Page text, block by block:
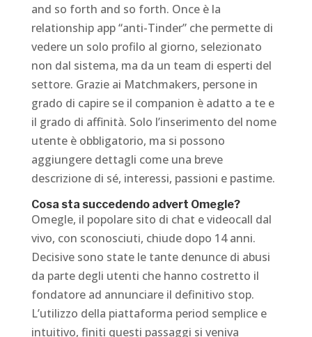
and so forth and so forth. Once è la
relationship app “anti-Tinder” che permette di
vedere un solo profilo al giorno, selezionato
non dal sistema, ma da un team di esperti del
settore. Grazie ai Matchmakers, persone in
grado di capire se il companion è adatto a te e
il grado di affinità. Solo l’inserimento del nome
utente è obbligatorio, ma si possono
aggiungere dettagli come una breve
descrizione di sé, interessi, passioni e pastime.
Cosa sta succedendo advert Omegle?
Omegle, il popolare sito di chat e videocall dal
vivo, con sconosciuti, chiude dopo 14 anni.
Decisive sono state le tante denunce di abusi
da parte degli utenti che hanno costretto il
fondatore ad annunciare il definitivo stop.
L’utilizzo della piattaforma period semplice e
intuitivo, finiti questi passaggi si veniva